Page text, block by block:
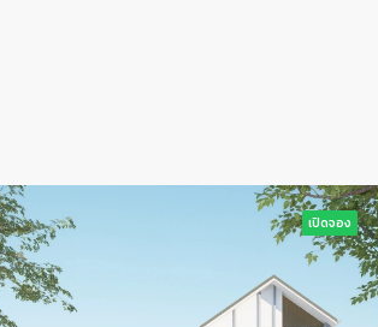
เปิดจอง